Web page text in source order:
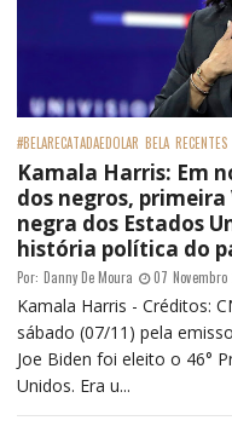
#BELARECATADAEDOLAR BELA RECENTES
Kamala Harris: Em
dos negros,
negra dos Estados
história política do
Por: Danny De Moura 07 Novembro
Kamala Harris - Créditos:
sábado (07/11) pela
Joe Biden foi eleito o 46°
Unidos. Era u...